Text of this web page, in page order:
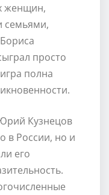
женщин,
семьями,
просто
полна
Кузнецов
в России, но и
его